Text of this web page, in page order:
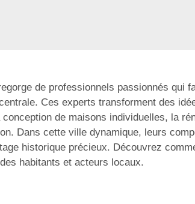
de professionnels passionnés qui
Ces experts transforment des
de maisons individuelles, la
Dans cette ville dynamique, leurs
historique précieux. Découvrez
habitants et acteurs locaux.